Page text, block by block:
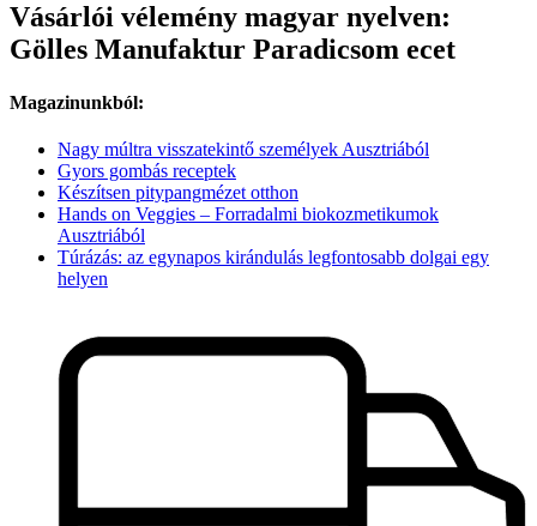
Vásárlói vélemény magyar nyelven:
Gölles Manufaktur Paradicsom ecet
Magazinunkból:
Nagy múltra visszatekintő személyek Ausztriából
Gyors gombás receptek
Készítsen pitypangmézet otthon
Hands on Veggies – Forradalmi biokozmetikumok
Ausztriából
Túrázás: az egynapos kirándulás legfontosabb dolgai egy
helyen